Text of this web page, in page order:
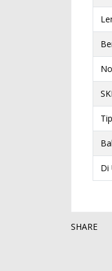
Di
SHARE